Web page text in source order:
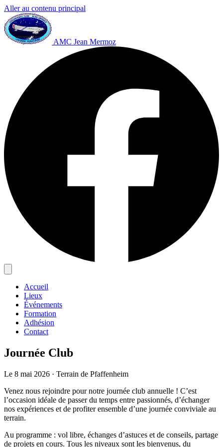
Aller au contenu principal
AMC Jean Mermoz
Accueil
Lieux
Événements
Formation
Adhésion
Contact
Journée Club
Le 8 mai 2026 · Terrain de Pfaffenheim
Venez nous rejoindre pour notre journée club annuelle ! C’est
l’occasion idéale de passer du temps entre passionnés, d’échanger
nos expériences et de profiter ensemble d’une journée conviviale au
terrain.
Au programme : vol libre, échanges d’astuces et de conseils, partage
de projets en cours. Tous les niveaux sont les bienvenus, du